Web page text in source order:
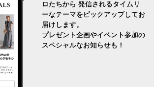
ロたちから 発信されるタイムリ
ーなテーマをピックアップしてお
届けします。
プレゼント企画やイベント参加の
スペシャルなお知らせも！